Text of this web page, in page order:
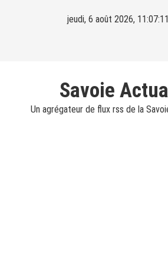
jeudi, 6 août 2026,
Savoie
Un agrégateur de flux rss de la